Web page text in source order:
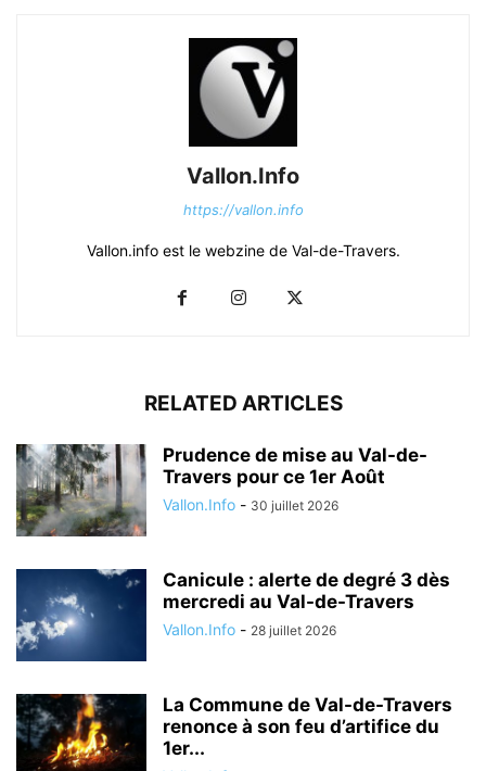
Vallon.Info
https://vallon.info
Vallon.info est le webzine de Val-de-Travers.
RELATED ARTICLES
Prudence de mise au Val-de-
Travers pour ce 1er Août
Vallon.Info - 30 juillet 2026
Canicule : alerte de degré 3 dès
mercredi au Val-de-Travers
Vallon.Info - 28 juillet 2026
La Commune de Val-de-Travers
renonce à son feu d’artifice du
1er...